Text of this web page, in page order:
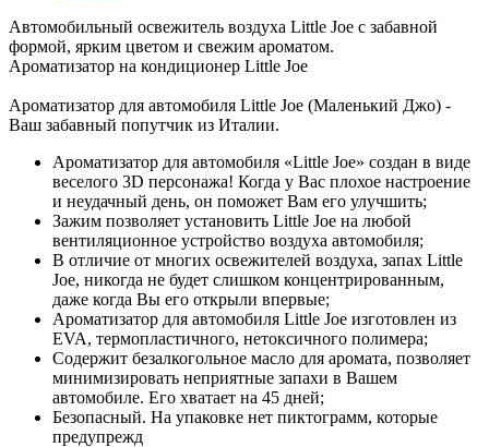
Автомобильный освежитель воздуха Little Joe с забавной
формой, ярким цветом и свежим ароматом.
Ароматизатор на кондиционер Little Joe
Ароматизатор для автомобиля Little Joe (Маленький Джо) -
Ваш забавный попутчик из Италии.
Ароматизатор для автомобиля «Little Joe» создан в виде
веселого 3D персонажа! Когда у Вас плохое настроение
и неудачный день, он поможет Вам его улучшить;
Зажим позволяет установить Little Joe на любой
вентиляционное устройство воздуха автомобиля;
В отличие от многих освежителей воздуха, запах Little
Joe, никогда не будет слишком концентрированным,
даже когда Вы его открыли впервые;
Ароматизатор для автомобиля Little Joe изготовлен из
EVA, термопластичного, нетоксичного полимера;
Содержит безалкогольное масло для аромата, позволяет
минимизировать неприятные запахи в Вашем
автомобиле. Его хватает на 45 дней;
Безопасный. На упаковке нет пиктограмм, которые
предупрежд